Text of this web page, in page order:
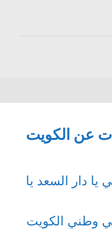
عن الكويت
يا دار السعد يا
وطني الكويت